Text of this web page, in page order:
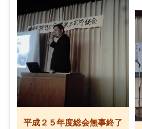
平成２５年度総会無事終了